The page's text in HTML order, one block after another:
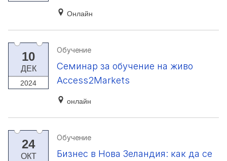
Онлайн
10
ДЕК
2024
Обучение
Семинар за обучение на живо
Access2Markets
онлайн
24
ОКТ
Обучение
Бизнес в Нова Зеландия: как да се